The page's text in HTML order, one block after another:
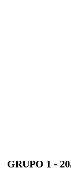
GRUPO 1 -